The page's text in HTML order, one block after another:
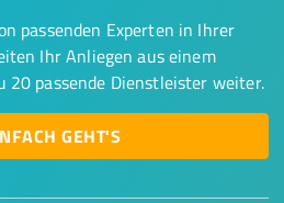
passenden Experten in Ihrer
Ihr Anliegen aus einem
20 passende Dienstleister weiter.
GEHT'S